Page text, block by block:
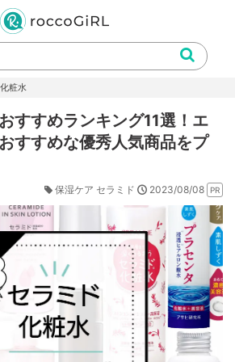
化粧水
すすめランキング11選！エ
すすめな優秀人気商品をプ
保湿ケア セラミド 2023/08/08